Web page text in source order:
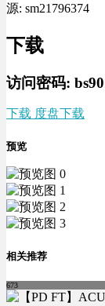
源: sm21796374
下载
访问密码: bs90
下载 度盘下载
预览
相关推荐
673